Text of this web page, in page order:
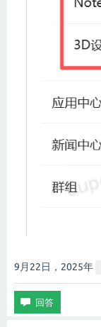
9月22日，2025年